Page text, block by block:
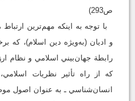
ص293)
با توجه به اينکه مهم‌ترين
و اديان (به‌ويژه دين اسلام)،
رابطة جهان‌بيني اسلامي و نظام
که از راه تأثير نظريات
انسان‌شناسي ـ به عنوان اصول